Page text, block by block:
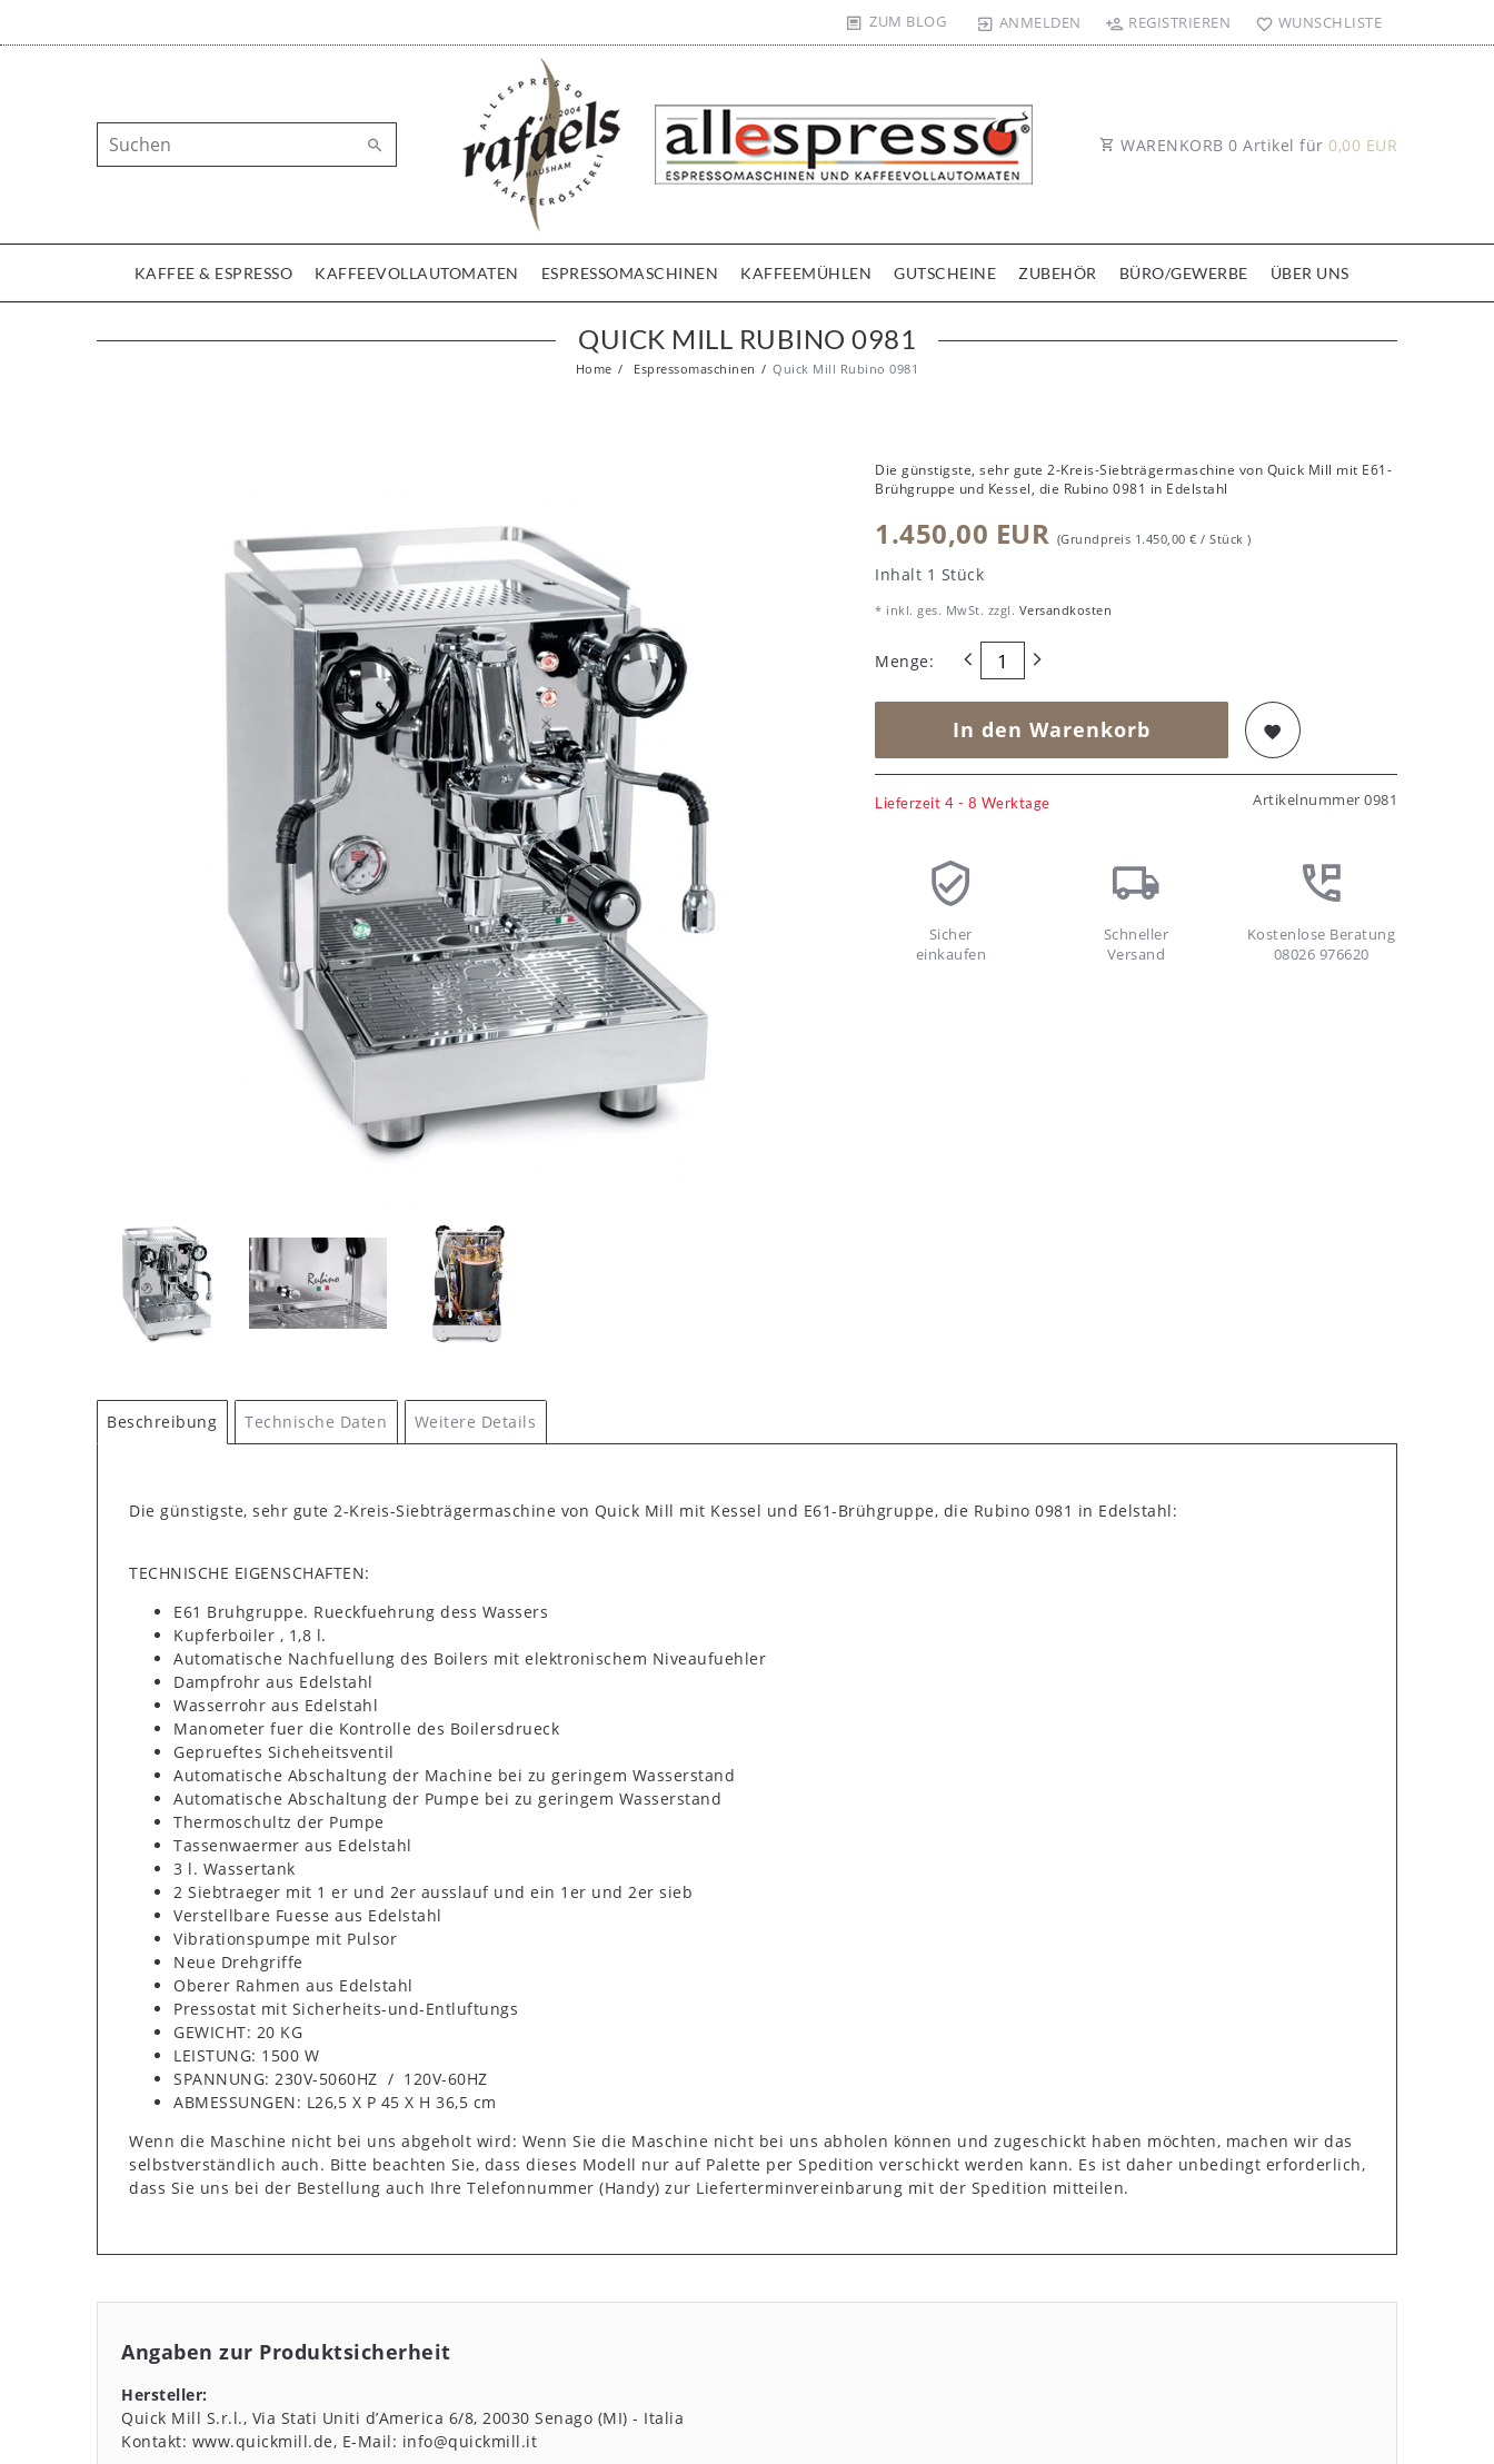
ZUM BLOG ANMELDEN REGISTRIEREN WUNSCHLISTE
WARENKORB 0 Artikel für 0,00 EUR
KAFFEE & ESPRESSO KAFFEEVOLLAUTOMATEN ESPRESSOMASCHINEN KAFFEEMÜHLEN GUTSCHEINE ZUBEHÖR BÜRO/GEWERBE ÜBER UNS
QUICK MILL RUBINO 0981
Home Espressomaschinen Quick Mill Rubino 0981
Die günstigste, sehr gute 2-Kreis-Siebträgermaschine von Quick Mill mit E61-
Brühgruppe und Kessel, die Rubino 0981 in Edelstahl
1.450,00 EUR (Grundpreis 1.450,00 € / Stück )
Inhalt 1 Stück
* inkl. ges. MwSt. zzgl. Versandkosten
Menge:
In den Warenkorb
Lieferzeit 4 - 8 Werktage Artikelnummer 0981
Sicher
einkaufen
Schneller
Versand
Kostenlose Beratung
08026 976620
Beschreibung Technische Daten Weitere Details
Die günstigste, sehr gute 2-Kreis-Siebträgermaschine von Quick Mill mit Kessel und E61-Brühgruppe, die Rubino 0981 in Edelstahl:
TECHNISCHE EIGENSCHAFTEN:
E61 Bruhgruppe. Rueckfuehrung dess Wassers
Kupferboiler , 1,8 l.
Automatische Nachfuellung des Boilers mit elektronischem Niveaufuehler
Dampfrohr aus Edelstahl
Wasserrohr aus Edelstahl
Manometer fuer die Kontrolle des Boilersdrueck
Geprueftes Sicheheitsventil
Automatische Abschaltung der Machine bei zu geringem Wasserstand
Automatische Abschaltung der Pumpe bei zu geringem Wasserstand
Thermoschultz der Pumpe
Tassenwaermer aus Edelstahl
3 l. Wassertank
2 Siebtraeger mit 1 er und 2er ausslauf und ein 1er und 2er sieb
Verstellbare Fuesse aus Edelstahl
Vibrationspumpe mit Pulsor
Neue Drehgriffe
Oberer Rahmen aus Edelstahl
Pressostat mit Sicherheits-und-Entluftungs
GEWICHT: 20 KG
LEISTUNG: 1500 W
SPANNUNG: 230V-5060HZ / 120V-60HZ
ABMESSUNGEN: L26,5 X P 45 X H 36,5 cm
Wenn die Maschine nicht bei uns abgeholt wird: Wenn Sie die Maschine nicht bei uns abholen können und zugeschickt haben möchten, machen wir das
selbstverständlich auch. Bitte beachten Sie, dass dieses Modell nur auf Palette per Spedition verschickt werden kann. Es ist daher unbedingt erforderlich,
dass Sie uns bei der Bestellung auch Ihre Telefonnummer (Handy) zur Lieferterminvereinbarung mit der Spedition mitteilen.
Angaben zur Produktsicherheit
Hersteller:
Quick Mill S.r.l. Via Stati Uniti d’America 6/8 20030 Senago (MI)
Italia
Kontakt: www.quickmill.de E-Mail: info@quickmill.it